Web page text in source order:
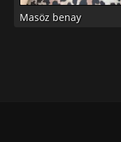
Masöz benay